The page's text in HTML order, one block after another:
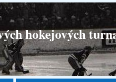
hokejových